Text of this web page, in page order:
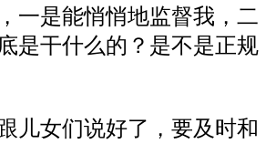
一是能悄悄地监督我，二
是干什么的？是不是正规
儿女们说好了，要及时和